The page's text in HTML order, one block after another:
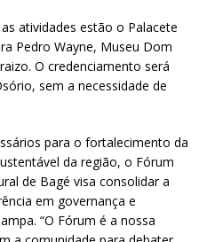
atividades estão o Palacete
Pedro Wayne, Museu Dom
O credenciamento será
sem a necessidade de
para o fortalecimento da
da região, o Fórum
de Bagé visa consolidar a
em governança e
“O Fórum é a nossa